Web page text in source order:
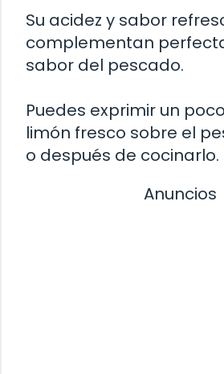
Su acidez y sabor
complementan
sabor del pescado.
Puedes exprimir un
limón fresco sobre el
o después de cocinarlo.
Anuncios